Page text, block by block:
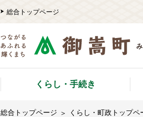
総合トップページ
くらし・手続き
総合トップページ くらし・町政トップペ